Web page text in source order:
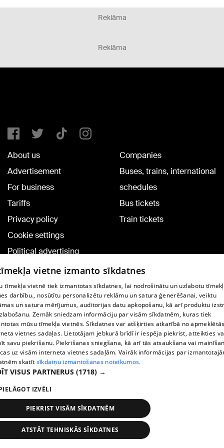
Reklāma
Reklāma
About us
Advertisement
For business
Tariffs
Privacy policy
Cookie settings
Political advertising
Cookie policy
Commenting terms
Companies
Buses, trains, international
schedules
Bus tickets
Train tickets
TV program
Contract rules
360 Ziņu kontakti
Helio Media
Vortal assistance service: e-mail -
All rights reserved.
News Search 1188 play
vietne izmanto sīkdatnes
tīmekļa vietnē tiek izmantotas sīkdatnes, lai nodrošinātu un uzlabotu
darbību., nosūtītu personalizētu reklāmu un satura ģenerēšanai, veiktu
un satura mērījumus, auditorijas datu apkopošanu, kā arī produktu
Zemāk sniedzam informāciju par visām sīkdatnēm, kuras tiek
mūsu tīmekļa vietnēs. Sīkdatnes var atšķirties atkarībā no
vietnes sadaļas. Lietotājam jebkurā brīdī ir iespēja piekrist, atteikties
savu piekrišanu. Piekrišanas sniegšana, kā arī tās atsaukšana vai
uz visām interneta vietnes sadaļām. Vairāk informācijas par
skatīt sīkdatņu izmantošanas noteikumos.
VISUS PARTNERUS (1718) →
IZVĒLI
PIEKRIST VISĀM SĪKDATNĒM
ATSTĀT TEHNISKĀS SĪKDATNES